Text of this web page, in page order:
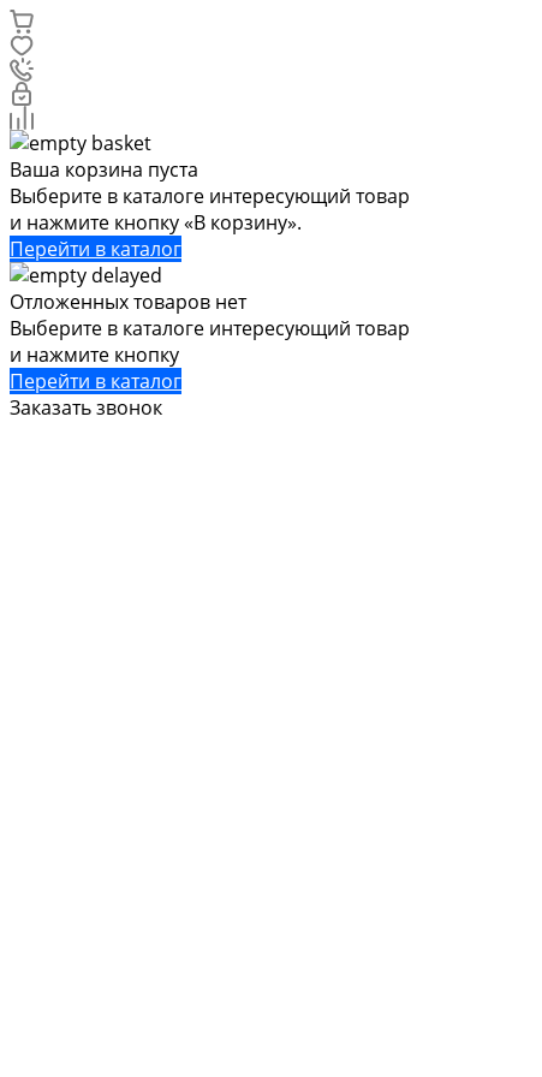
Ваша корзина пуста
Выберите в каталоге интересующий товар
и нажмите кнопку «В корзину».
Перейти в каталог
Отложенных товаров нет
Выберите в каталоге интересующий товар
и нажмите кнопку
Перейти в каталог
Заказать звонок